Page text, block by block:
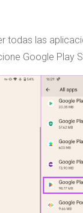
todas las
Google Play